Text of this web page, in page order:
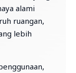
alami
ruangan,
lebih